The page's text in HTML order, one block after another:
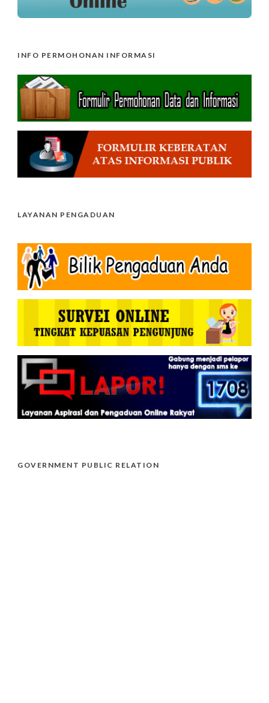
INFO PERMOHONAN INFORMASI
LAYANAN PENGADUAN
GOVERNMENT PUBLIC RELATION